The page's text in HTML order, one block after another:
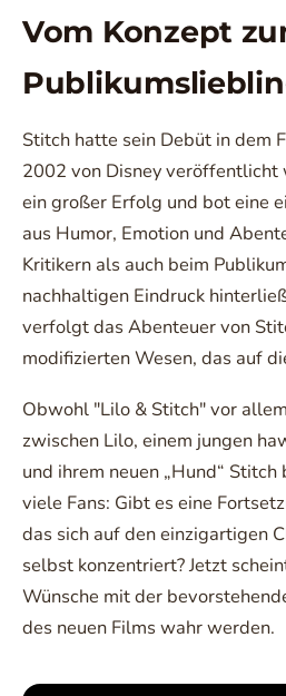
Vom Konzept
Stitch hatte sein Debüt in dem
2002 von Disney veröffentlicht
ein großer Erfolg und bot eine
aus Humor, Emotion und
Kritikern als auch beim
nachhaltigen Eindruck
verfolgt das Abenteuer von
modifizierten Wesen, das auf
Obwohl "Lilo & Stitch" vor
zwischen Lilo, einem jungen
und ihrem neuen „Hund“
viele Fans: Gibt es eine
das sich auf den einzigartigen
selbst konzentriert? Jetzt
Wünsche mit der
des neuen Films wahr werden.